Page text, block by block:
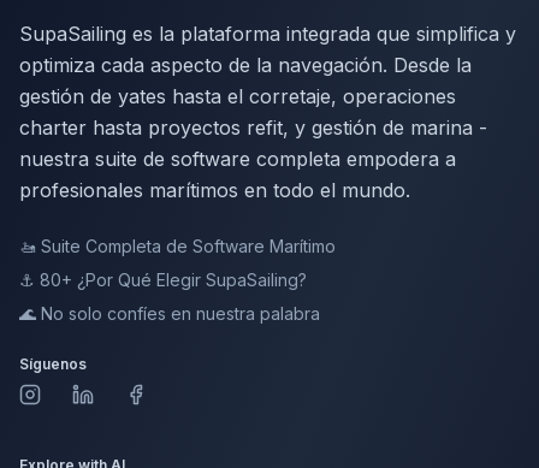
SupaSailing es la plataforma integrada que simplifica y
optimiza cada aspecto de la navegación. Desde la
gestión de yates hasta el corretaje, operaciones
charter hasta proyectos refit, y gestión de marina -
nuestra suite de software completa empodera a
profesionales marítimos en todo el mundo.
🚤 Suite Completa de Software Marítimo
⚓ 80+ ¿Por Qué Elegir SupaSailing?
🌊 No solo confíes en nuestra palabra
Síguenos